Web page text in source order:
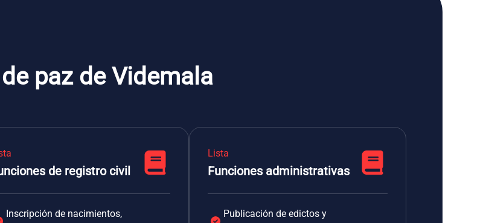
paz de Videmala
de registro civil
Inscripción de nacimientos,
Lista
Funciones administrativas
Publicación de edictos y